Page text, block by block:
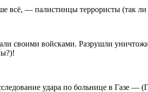
— палистинцы террористы (так ли
своими войсками. Разрушли
удара по больнице в Газе —